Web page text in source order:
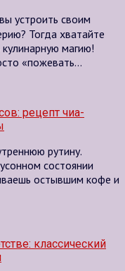
устроить своим
Тогда хватайте
магию!
«пожевать…
рецепт чиа-
рутину.
состоянии
остывшим кофе и
классический